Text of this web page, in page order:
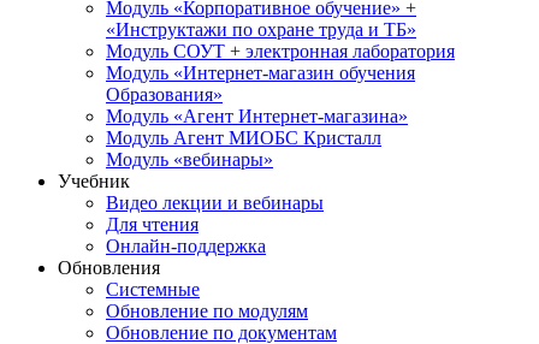
Модуль «Корпоративное обучение» +
«Инструктажи по охране труда и ТБ»
Модуль СОУТ + электронная лаборатория
Модуль «Интернет-магазин обучения
Образования»
Модуль «Агент Интернет-магазина»
Модуль Агент МИОБС Кристалл
Модуль «вебинары»
Учебник
Видео лекции и вебинары
Для чтения
Онлайн-поддержка
Обновления
Системные
Обновление по модулям
Обновление по документам